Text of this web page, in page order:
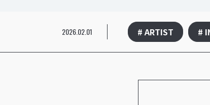
2026.02.01 # ARTIST #